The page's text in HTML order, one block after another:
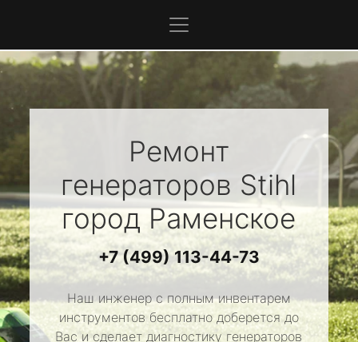
Ремонт
генераторов Stihl
город Раменское
+7 (499) 113-44-73
Наш инженер с полным инвентарем
инструментов бесплатно доберется до
Вас и сделает диагностику генераторов